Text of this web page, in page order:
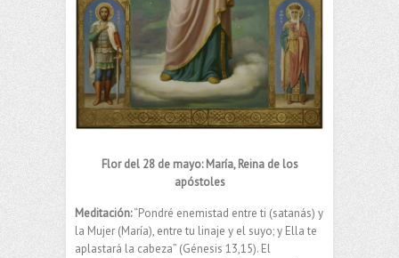
Flor del 28 de mayo: María, Reina de los
apóstoles
Meditación:“Pondré enemistad entre ti (satanás) y
la Mujer (María), entre tu linaje y el suyo; y Ella te
aplastará la cabeza” (Génesis 13,15). El